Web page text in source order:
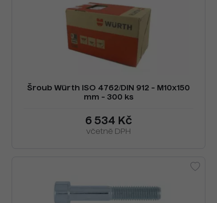
Šroub Würth ISO 4762/DIN 912 - M10x150
mm - 300 ks
6 534 Kč
včetně DPH